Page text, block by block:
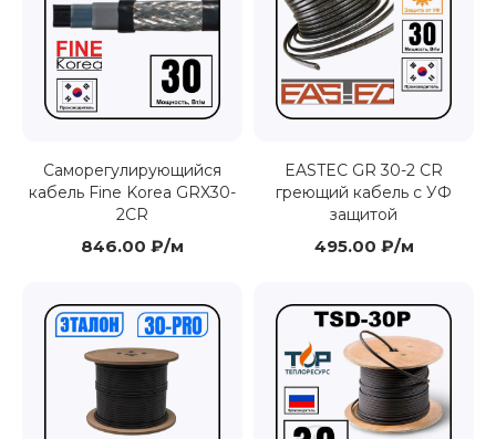
Саморегулирующийся
кабель Fine Korea GRX30-
2CR
846.00 ₽/м
EASTEC GR 30-2 CR
греющий кабель с УФ
защитой
495.00 ₽/м